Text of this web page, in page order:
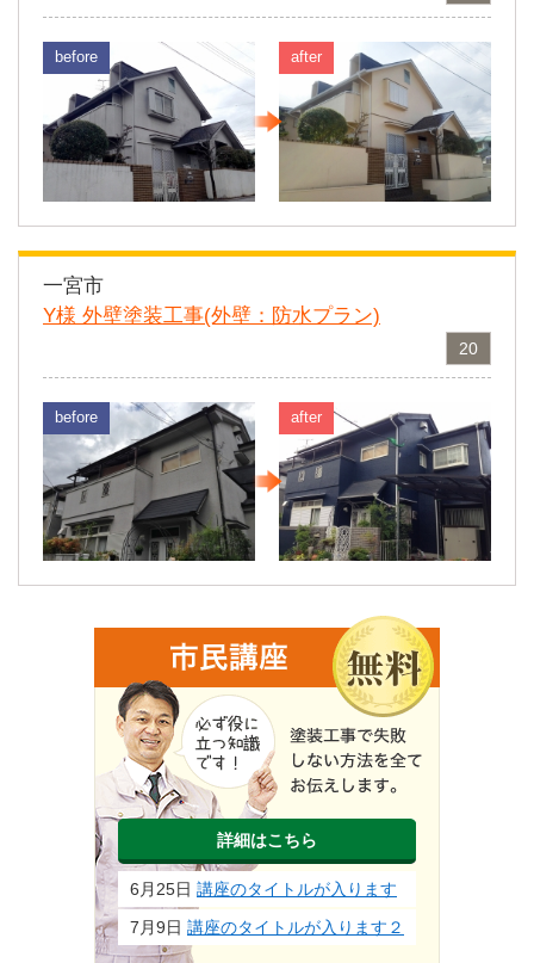
before after
一宮市
Y様 外壁塗装工事(外壁：防水プラン)
20
before after
詳細はこちら
6月25日 講座のタイトルが入ります
7月9日 講座のタイトルが入ります２